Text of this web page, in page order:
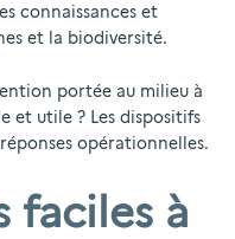
connaissances et
et la biodiversité.
portée au milieu à
et utile ? Les dispositifs
opérationnelles.
faciles à